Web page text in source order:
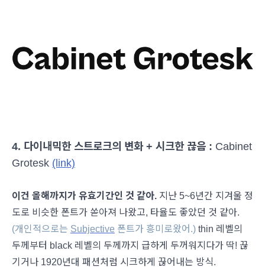
4. 다이내믹한 스트로크의 변화 + 시크한 끊음 : Cabinet
Grotesk (link)
이건 올해까지가 유효기간인 것 같아. 지난 5~6년간 지겨울 정
도로 비슷한 폰트가 쏟아져 나왔고, 타율도 좋았던 것 같아.
(개인적으로는 Subjective 폰트가 흥미로왔어.) thin 레벨의
두께부터 black 레벨의 두께까지 급하게 두꺼워지다가 딱! 끊
기거나 1920년대 패션처럼 시크하게 끊어내는 방식.